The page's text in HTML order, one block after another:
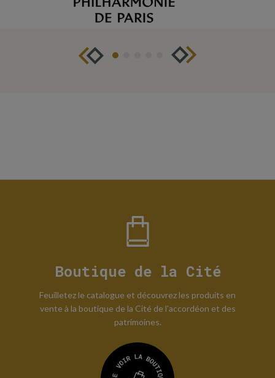
Boutique de la Cité
Feuilletez le catalogue et découvrez les produits en
vente à la boutique de la Cité de l'accordéon et des
patrimoines.